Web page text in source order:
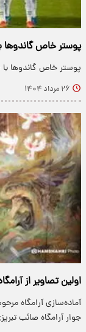
پوستر خاص گاندوها
پوستر خاص گاندوها
۲۶ مرداد ۱۴۰۴
اولین تصاویر از
جوار آرامگاه صائب